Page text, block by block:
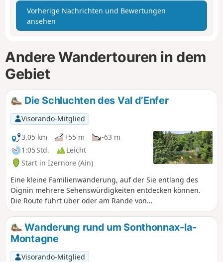
Vorherige Nachrichten und Bewertungen
ansehen
Andere Wandertouren in dem
Gebiet
Die Schluchten des Val d’Enfer
Visorando-Mitglied
3,05 km
+55 m
-63 m
1:05 Std.
Leicht
Start in Izernore (Ain)
Eine kleine Familienwanderung, auf der Sie entlang des
Oignin mehrere Sehenswürdigkeiten entdecken können.
Die Route führt über oder am Rande von
Stromerzeugungsanlagen entlang, die von EDF betrieben
werden. Sie ist Teil des Wanderwegs „Tour de l’Oignin“.
Wanderung rund um Sonthonnax-la-
Montagne
Visorando-Mitglied